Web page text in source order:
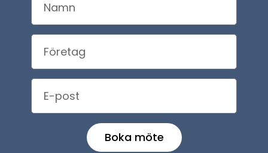
Boka möte